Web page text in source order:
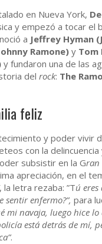
en Nueva York,
y empezó a tocar el
a Jeffrey Hyman
Ramone) y Tom
y fundaron una de las
del rock: The
feliz
y poder vivir
con la delincuencia
subsistir en la Gran
apreciación, en el
, la letra rezaba: ”Tú
sentir enfermo?”, para
mi navaja, luego hice lo
está detrás de mí,
.